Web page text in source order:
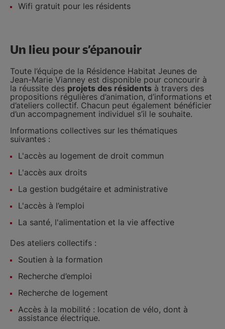
Wifi gratuit pour les résidents
Un lieu pour s’épanouir
Toute l’équipe de la Résidence Habitat Jeunes de
Jean-Marie Vianney est disponible pour concourir à
la réussite des projets des résidents à travers des
propositions régulières d’animation, d’informations et
d’ateliers collectif. Chacun peut également bénéficier
d’un accompagnement individuel s’il le souhaite.
Informations collectives sur les thématiques
suivantes :
L'accès au logement de droit commun
L'accès aux droits
La gestion budgétaire et administrative
L'accès à l’emploi
La santé, l'alimentation et la vie affective
Des ateliers collectifs :
Soutien à la formation
Recherche d’emploi
Recherche de logement
Accès à la mobilité : location de vélo, dont à
assistance électrique.